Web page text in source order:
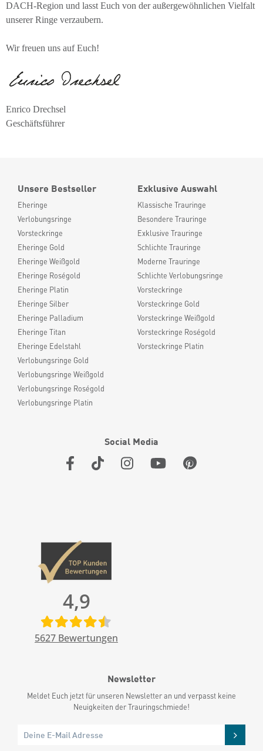
DACH-Region und lasst Euch von der außergewöhnlichen Vielfalt
unserer Ringe verzaubern.
Wir freuen uns auf Euch!
Enrico Drechsel
Geschäftsführer
Unsere Bestseller
Eheringe
Verlobungsringe
Vorsteckringe
Eheringe Gold
Eheringe Weißgold
Eheringe Roségold
Eheringe Platin
Eheringe Silber
Eheringe Palladium
Eheringe Titan
Eheringe Edelstahl
Verlobungsringe Gold
Verlobungsringe Weißgold
Verlobungsringe Roségold
Verlobungsringe Platin
Exklusive Auswahl
Klassische Trauringe
Besondere Trauringe
Exklusive Trauringe
Schlichte Trauringe
Moderne Trauringe
Schlichte Verlobungsringe
Vorsteckringe
Vorsteckringe Gold
Vorsteckringe Weißgold
Vorsteckringe Roségold
Vorsteckringe Platin
Social Media
4,9
5627 Bewertungen
Newsletter
Meldet Euch jetzt für unseren Newsletter an und verpasst keine
Neuigkeiten der Trauringschmiede!